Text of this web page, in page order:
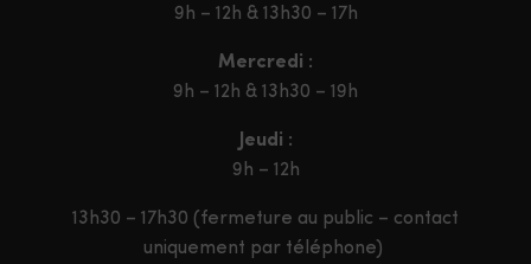
9h – 12h & 13h30 – 17h
Mercredi :
9h – 12h & 13h30 – 19h
Jeudi :
9h – 12h
13h30 – 17h30 (fermeture au public – contact
uniquement par téléphone)